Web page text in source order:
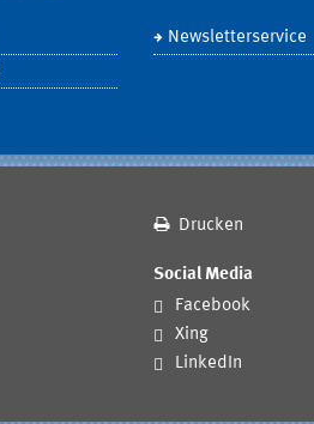
Newsletterservice
Drucken
Social Media
Facebook
Xing
LinkedIn